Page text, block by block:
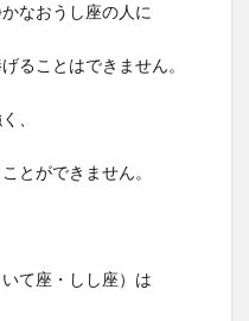
なおうし座の人に
ることはできません。
、
とができません。
て座・しし座）は